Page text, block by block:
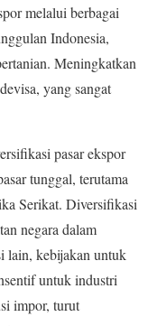
melalui berbagai
Indonesia,
Meningkatkan
yang sangat
pasar ekspor
tunggal, terutama
Serikat. Diversifikasi
negara dalam
lain, kebijakan untuk
untuk industri
impor, turut